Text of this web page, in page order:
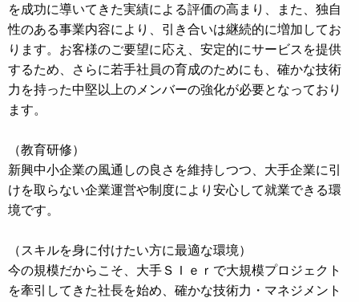
を成功に導いてきた実績による評価の高まり、また、独自
性のある事業内容により、引き合いは継続的に増加してお
ります。お客様のご要望に応え、安定的にサービスを提供
するため、さらに若手社員の育成のためにも、確かな技術
力を持った中堅以上のメンバーの強化が必要となっており
ます。
（教育研修）
新興中小企業の風通しの良さを維持しつつ、大手企業に引
けを取らない企業運営や制度により安心して就業できる環
境です。
（スキルを身に付けたい方に最適な環境）
今の規模だからこそ、大手ＳＩｅｒで大規模プロジェクト
を牽引してきた社長を始め、確かな技術力・マネジメント